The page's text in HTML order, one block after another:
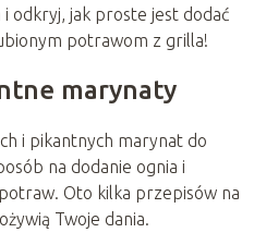
odkryj, jak proste jest dodać
potrawom z grilla!
marynaty
i pikantnych marynat do
na dodanie ognia i
Oto kilka przepisów na
Twoje dania.